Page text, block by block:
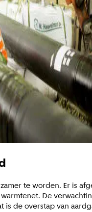
te worden. Er is
De
de overstap van